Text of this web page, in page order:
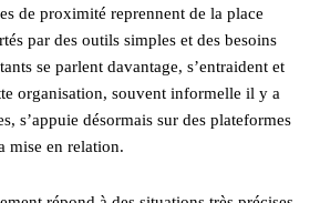
de proximité reprennent de la place
par des outils simples et des besoins
se parlent davantage, s’entraident et
organisation, souvent informelle il y a
s’appuie désormais sur des plateformes
mise en relation.